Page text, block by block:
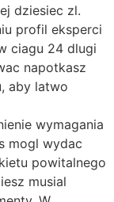
dziesiec zl.
profil eksperci
ciagu 24 dlugi
napotkasz
aby latwo
wymagania
mogl wydac
powitalnego
musial